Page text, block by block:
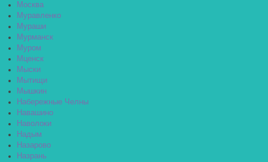
Москва
Муравленко
Мураши
Мурманск
Муром
Мценск
Мыски
Мытищи
Мышкин
Набережные Челны
Навашино
Наволоки
Надым
Назарово
Назрань